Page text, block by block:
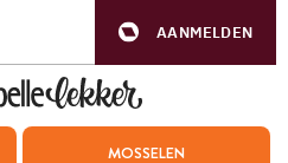
AANMELDEN
MOSSELEN